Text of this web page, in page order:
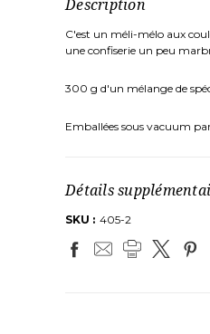
Description
C'est un méli-mélo aux
une confiserie un peu
300 g d'un mélange de
Emballées sous vacuum
Détails
SKU : 405-2